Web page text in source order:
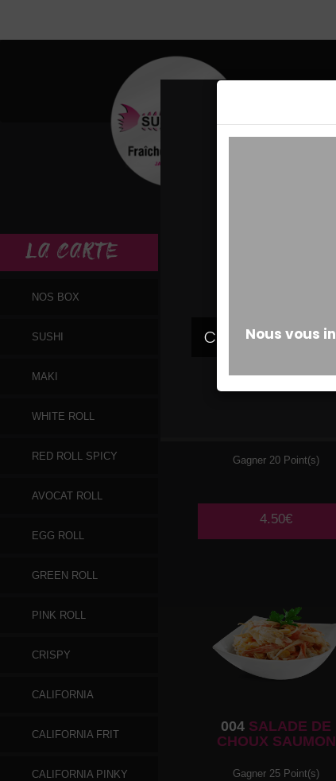
LA CARTE
NOS BOX
SUSHI
MAKI
WHITE ROLL
RED ROLL SPICY
AVOCAT ROLL
EGG ROLL
GREEN ROLL
PINK ROLL
CRISPY
CALIFORNIA
CALIFORNIA FRIT
CALIFORNIA PINKY
Gagner 20 Point(s)
4.50€
004 SALADE DE
CHOUX SAUMON
Gagner 25 Point(s)